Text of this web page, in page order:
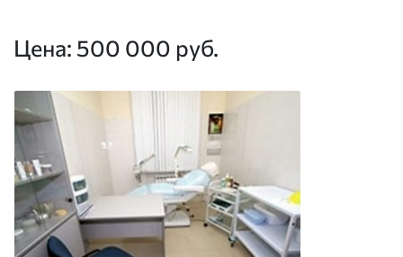
Цена: 500 000 руб.